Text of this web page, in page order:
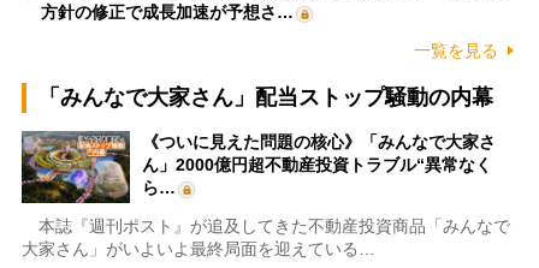
方針の修正で成長加速が予想さ…
一覧を見る
「みんなで大家さん」配当ストップ騒動の内幕
《ついに見えた問題の核心》「みんなで大家さ
ん」2000億円超不動産投資トラブル“異常なく
ら…
本誌『週刊ポスト』が追及してきた不動産投資商品「みんなで
大家さん」がいよいよ最終局面を迎えている…